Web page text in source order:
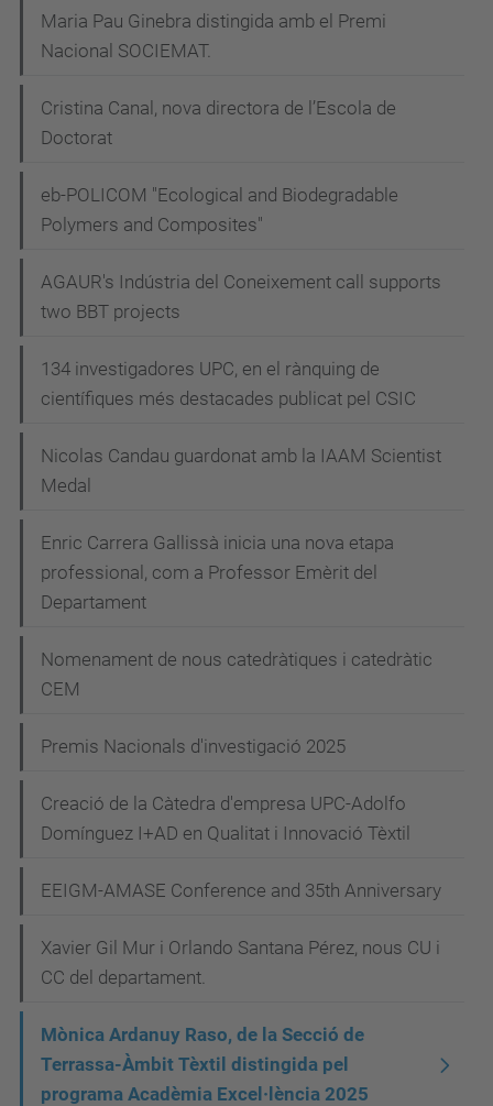
Maria Pau Ginebra distingida amb el Premi
Nacional SOCIEMAT.
Cristina Canal, nova directora de l’Escola de
Doctorat
eb-POLICOM "Ecological and Biodegradable
Polymers and Composites"
AGAUR's Indústria del Coneixement call supports
two BBT projects
134 investigadores UPC, en el rànquing de
científiques més destacades publicat pel CSIC
Nicolas Candau guardonat amb la IAAM Scientist
Medal
Enric Carrera Gallissà inicia una nova etapa
professional, com a Professor Emèrit del
Departament
Nomenament de nous catedràtiques i catedràtic
CEM
Premis Nacionals d'investigació 2025
Creació de la Càtedra d'empresa UPC-Adolfo
Domínguez I+AD en Qualitat i Innovació Tèxtil
EEIGM-AMASE Conference and 35th Anniversary
Xavier Gil Mur i Orlando Santana Pérez, nous CU i
CC del departament.
Mònica Ardanuy Raso, de la Secció de
Terrassa-Àmbit Tèxtil distingida pel
programa Acadèmia Excel·lència 2025